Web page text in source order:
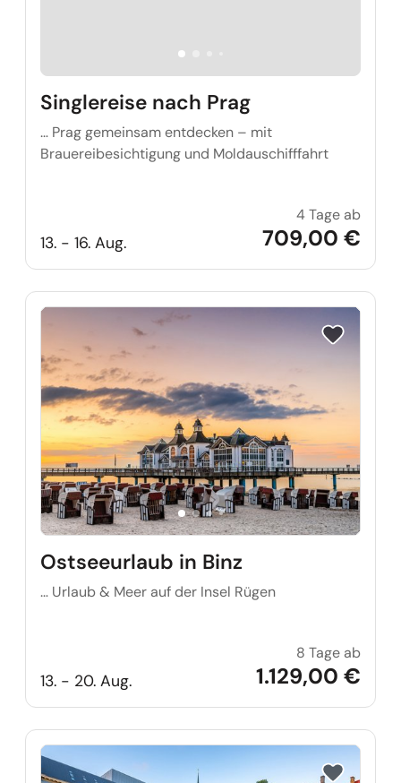
Singlereise nach Prag
… Prag gemeinsam entdecken – mit
Brauereibesichtigung und Moldauschifffahrt
13. - 16. Aug.
4 Tage ab
709,00 €
Reise auf
Ostseeurlaub in Binz
… Urlaub & Meer auf der Insel Rügen
13. - 20. Aug.
8 Tage ab
1.129,00 €
Reise auf